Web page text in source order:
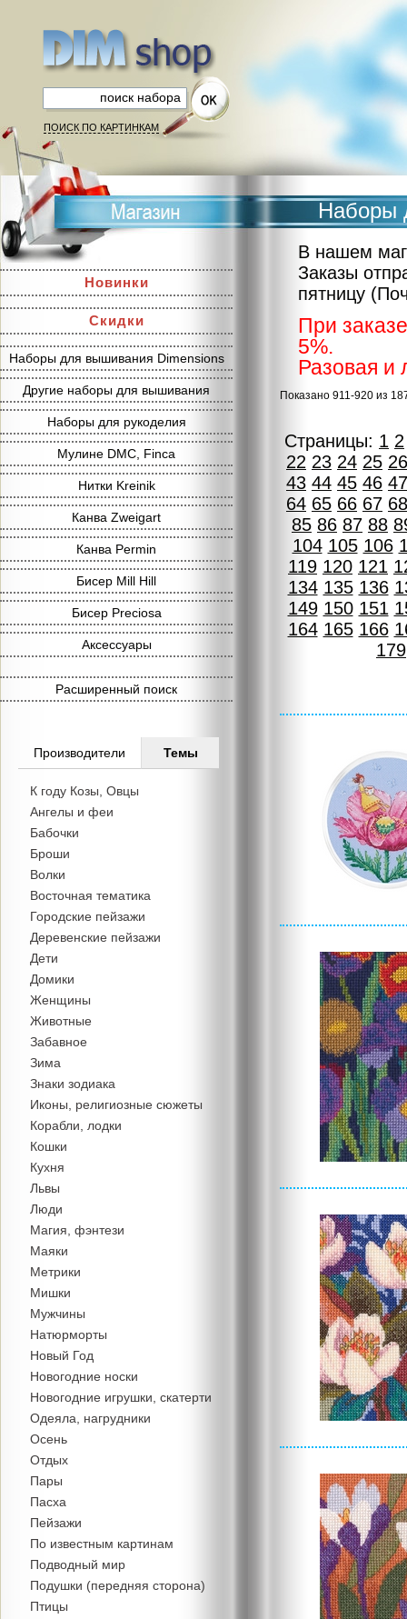
ПОИСК ПО КАРТИНКАМ
Новинки
Скидки
Наборы для вышивания Dimensions
Другие наборы для вышивания
Наборы для рукоделия
Мулине DMC, Finca
Нитки Kreinik
Канва Zweigart
Канва Permin
Бисер Mill Hill
Бисер Preciosa
Аксессуары
Расширенный поиск
Производители Темы
К году Козы, Овцы
Ангелы и феи
Бабочки
Броши
Волки
Восточная тематика
Городские пейзажи
Деревенские пейзажи
Дети
Домики
Женщины
Животные
Забавное
Зима
Знаки зодиака
Иконы, религиозные сюжеты
Корабли, лодки
Кошки
Кухня
Львы
Люди
Магия, фэнтези
Маяки
Метрики
Мишки
Мужчины
Натюрморты
Новый Год
Новогодние носки
Новогодние игрушки, скатерти
Одеяла, нагрудники
Осень
Отдых
Пары
Пасха
Пейзажи
По известным картинам
Подводный мир
Подушки (передняя сторона)
Птицы
Наборы
В нашем
Заказы
пятницу
При
5%.
Разовая и
Показано 911-920 из
Страницы: 1 2
22 23 24 25 26
43 44 45 46 47
64 65 66 67 68
85 86 87 88
104 105 106
119 120 121
134 135 136
149 150 151
164 165 166
179